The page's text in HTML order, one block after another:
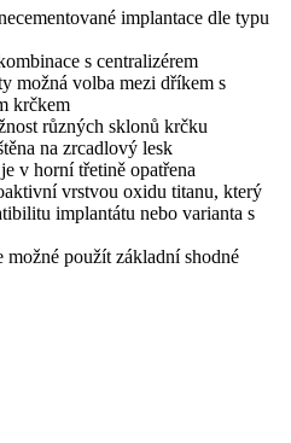
implantace dle typu
s centralizérem
možná volba mezi dříkem s
krčkem
různých sklonů krčku
na zrcadlový lesk
v horní třetině opatřena
vrstvou oxidu titanu, který
implantátu nebo varianta s
použít základní shodné